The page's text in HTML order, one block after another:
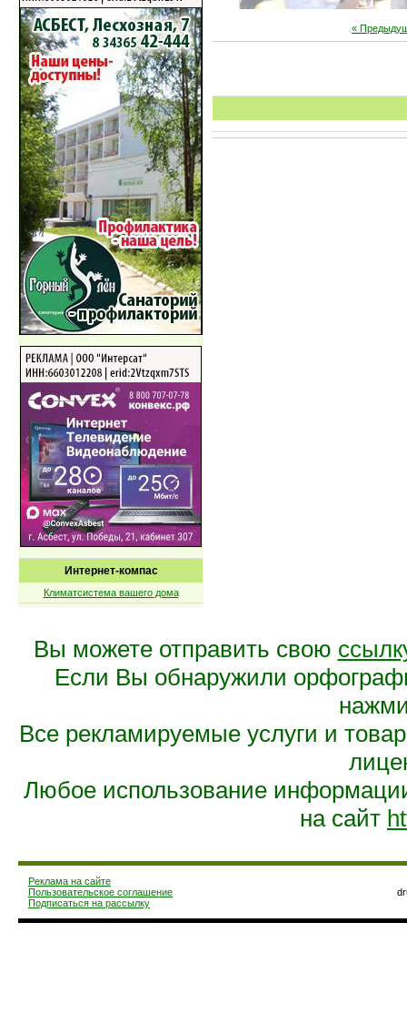
Интернет-компас
Климатсистема вашего дома
«
Вы можете отправить свою
Если Вы обнаружили
Все рекламируемые услуги и
Любое использование
на сайт
Реклама на сайте
Пользовательское соглашение
Подписаться на рассылку